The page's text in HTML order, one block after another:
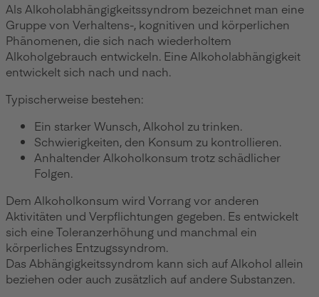
Als Alkoholabhängigkeitssyndrom bezeichnet man eine
Gruppe von Verhaltens-, kognitiven und körperlichen
Phänomenen, die sich nach wiederholtem
Alkoholgebrauch entwickeln. Eine Alkoholabhängigkeit
entwickelt sich nach und nach.
Typischerweise bestehen:
Ein starker Wunsch, Alkohol zu trinken.
Schwierigkeiten, den Konsum zu kontrollieren.
Anhaltender Alkoholkonsum trotz schädlicher
Folgen.
Dem Alkoholkonsum wird Vorrang vor anderen
Aktivitäten und Verpflichtungen gegeben. Es entwickelt
sich eine Toleranzerhöhung und manchmal ein
körperliches Entzugssyndrom.
Das Abhängigkeitssyndrom kann sich auf Alkohol allein
beziehen oder auch zusätzlich auf andere Substanzen.